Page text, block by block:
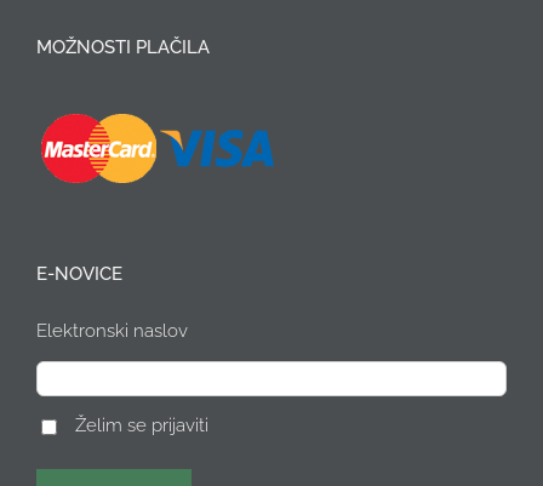
MOŽNOSTI PLAČILA
E-NOVICE
Elektronski naslov
Želim se prijaviti